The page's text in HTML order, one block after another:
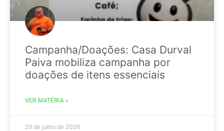
Campanha/Doações: Casa Durval
Paiva mobiliza campanha por
doações de itens essenciais
VER MATÉRIA »
29 de julho de 2026